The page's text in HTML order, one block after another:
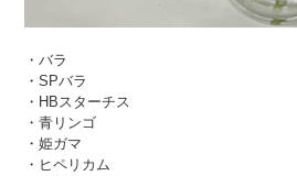
・バラ
・SPバラ
・HBスターチス
・青リンゴ
・姫ガマ
・ヒペリカム